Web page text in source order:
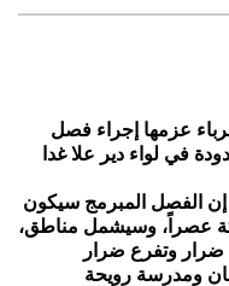
عزمها إجراء فصل
في لواء دير علا غدا
إن الفصل المبرمج سيكون
عصراً، وسيشمل مناطق،
ضرار وتفرع ضرار
ومدرسة رويحة